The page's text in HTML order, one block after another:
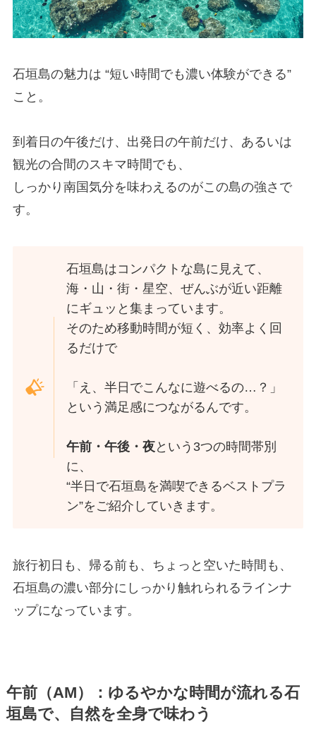
石垣島の魅力は “短い時間でも濃い体験ができる”
こと。
到着日の午後だけ、出発日の午前だけ、あるいは
観光の合間のスキマ時間でも、
しっかり南国気分を味わえるのがこの島の強さで
す。
石垣島はコンパクトな島に見えて、
海・山・街・星空、ぜんぶが近い距離
にギュッと集まっています。
そのため移動時間が短く、効率よく回
るだけで
「え、半日でこんなに遊べるの…？」
という満足感につながるんです。
午前・午後・夜という3つの時間帯別
に、
“半日で石垣島を満喫できるベストプラ
ン”をご紹介していきます。
旅行初日も、帰る前も、ちょっと空いた時間も、
石垣島の濃い部分にしっかり触れられるラインナ
ップになっています。
午前（AM）：ゆるやかな時間が流れる石
垣島で、自然を全身で味わう